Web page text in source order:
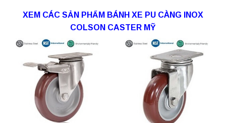
XEM CÁC SẢN PHẨM BÁNH XE PU CÀNG INOX
COLSON CASTER MỸ